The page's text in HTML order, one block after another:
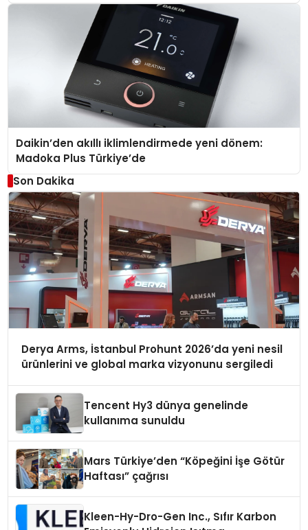
Daikin’den akıllı iklimlendirmede yeni dönem:
Madoka Plus Türkiye’de
Son Dakika
Derya Arms, İstanbul Prohunt 2026’da yeni nesil
ürünlerini ve global marka vizyonunu sergiledi
Tencent Hy3 dünya genelinde
kullanıma sunuldu
Mars Türkiye’den “Köpeğini İşe Götür
Haftası” çağrısı
Kleen-Hy-Dro-Gen Inc., Sıfır Karbon